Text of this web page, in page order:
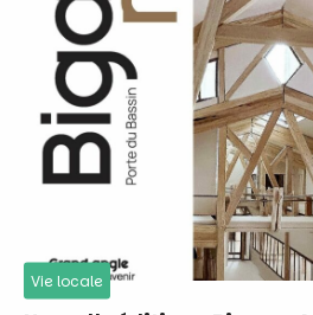
Vie locale